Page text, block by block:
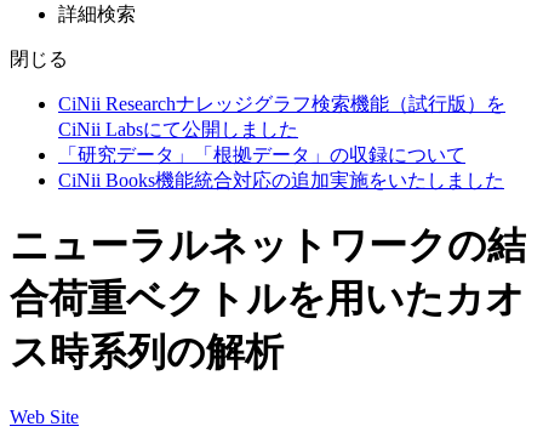
詳細検索
閉じる
CiNii Researchナレッジグラフ検索機能（試行版）を
CiNii Labsにて公開しました
「研究データ」「根拠データ」の収録について
CiNii Books機能統合対応の追加実施をいたしました
ニューラルネットワークの結
合荷重ベクトルを用いたカオ
ス時系列の解析
Web Site